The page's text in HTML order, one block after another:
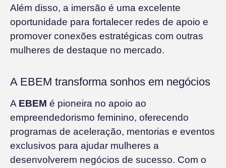
Além disso, a imersão é uma excelente
oportunidade para fortalecer redes de apoio e
promover conexões estratégicas com outras
mulheres de destaque no mercado.
A EBEM transforma sonhos em negócios
A EBEM é pioneira no apoio ao
empreendedorismo feminino, oferecendo
programas de aceleração, mentorias e eventos
exclusivos para ajudar mulheres a
desenvolverem negócios de sucesso. Com o